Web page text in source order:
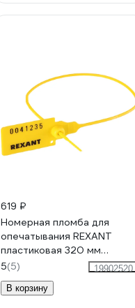
619 ₽
Номерная пломба для
опечатывания REXANT
пластиковая 320 мм
желтая 50 шт 07-6132
5(5)
19902520
В корзину